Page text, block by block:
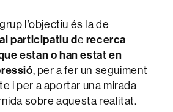
l’objectiu és la de
participatiu de recerca
estan o han estat en
, per a fer un seguiment
i per a aportar una mirada
sobre aquesta realitat.